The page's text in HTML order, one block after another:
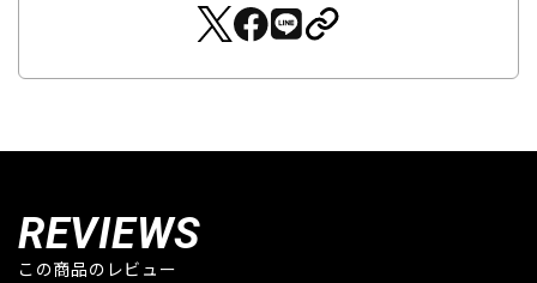
REVIEWS
この商品のレビュー